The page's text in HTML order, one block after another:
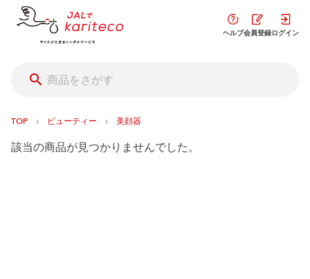
ヘルプ会員登録ログイン
TOP › ビューティー › 美顔器
該当の商品が見つかりませんでした。